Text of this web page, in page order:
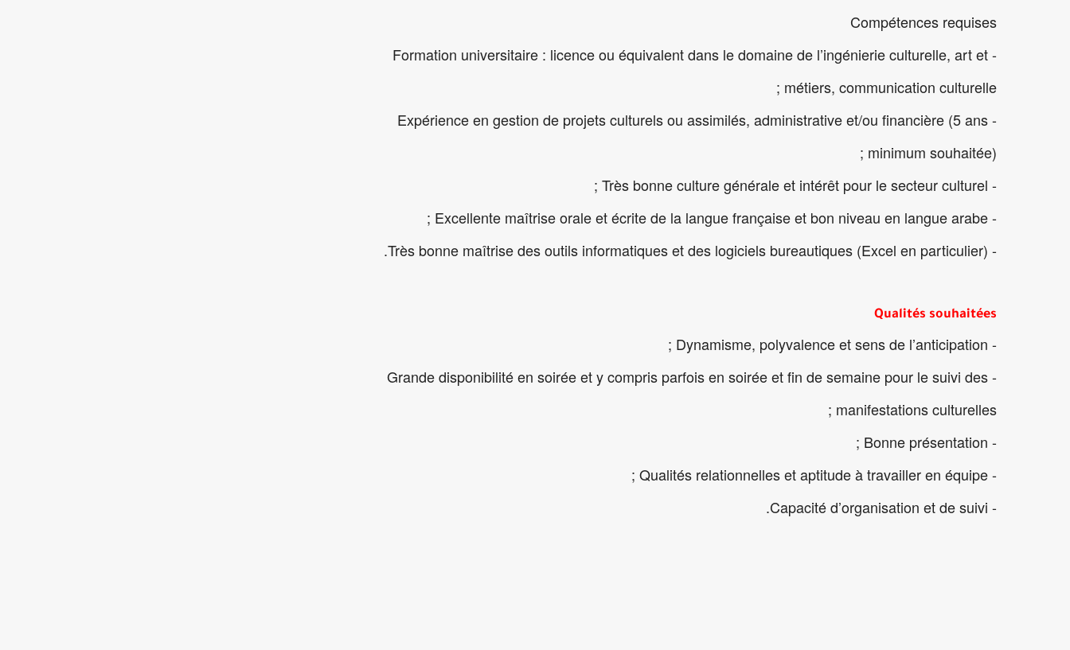
Compétences requises
- Formation universitaire : licence ou équivalent dans le domaine de l’ingénierie culturelle, art et
métiers, communication culturelle ;
- Expérience en gestion de projets culturels ou assimilés, administrative et/ou financière (5 ans
minimum souhaitée) ;
- Très bonne culture générale et intérêt pour le secteur culturel ;
- Excellente maîtrise orale et écrite de la langue française et bon niveau en langue arabe ;
- Très bonne maîtrise des outils informatiques et des logiciels bureautiques (Excel en particulier).
Qualités souhaitées
- Dynamisme, polyvalence et sens de l’anticipation ;
- Grande disponibilité en soirée et y compris parfois en soirée et fin de semaine pour le suivi des
manifestations culturelles ;
- Bonne présentation ;
- Qualités relationnelles et aptitude à travailler en équipe ;
- Capacité d’organisation et de suivi.